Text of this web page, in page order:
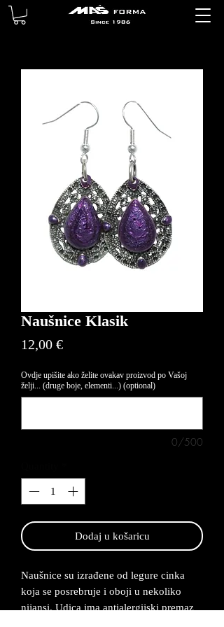
Naušnice Klasik
12,00 €Price
Ovdje upišite ako želite ovakav proizvod po Vašoj
želji... (druge boje, elementi...) (optional)
0/500
Dodaj u košaricu
Naušnice su izrađene od legure cinka
koja se posrebruje i oboji u nekoliko
nijansi. Udica ima antialergijski premaz